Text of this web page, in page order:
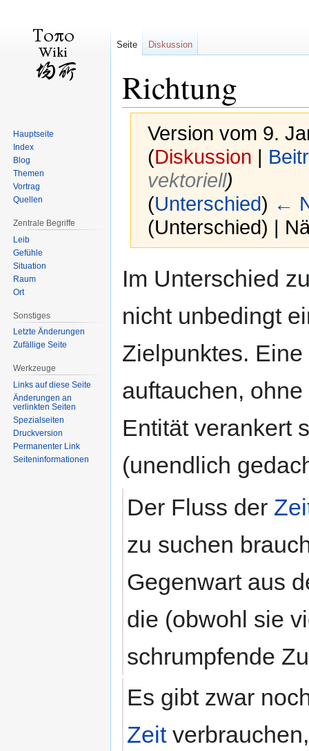
Richtung
Version vom 9.
(Diskussion |
vektoriell)
(Unterschied) ←
(Unterschied) |
Navigation
Suche
Im Unterschied
nicht unbedingt
Zielpunktes.
auftauchen,
Entität verankert
(unendlich
Der Fluss der
zu suchen
Gegenwart aus
die (obwohl sie
schrumpfende
Es gibt zwar
Zeit
Seite Diskussion
Hauptseite
Index
Blog
Themen
Vortrag
Quellen
Zentrale Begriffe
Leib
Gefühle
Situation
Raum
Ort
Sonstiges
Letzte Änderungen
Zufällige Seite
Werkzeuge
Links auf diese Seite
Änderungen an
verlinkten Seiten
Spezialseiten
Druckversion
Permanenter Link
Seiten­informationen